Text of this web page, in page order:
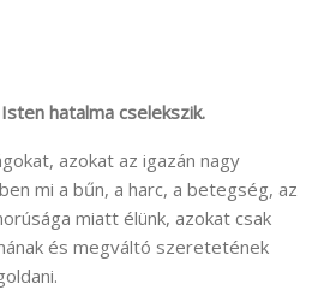
hatalma cselekszik.
azokat az igazán nagy
mi a bűn, a harc, a betegség, az
miatt élünk, azokat csak
és megváltó szeretetének